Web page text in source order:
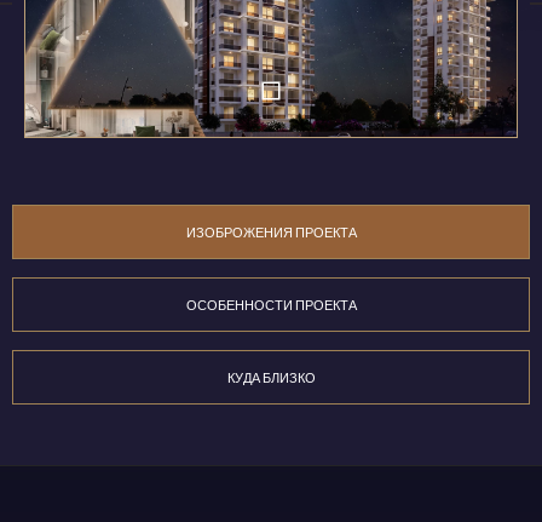
ИЗОБРОЖЕНИЯ ПРОЕКТА
ОСОБЕННОСТИ ПРОЕКТА
КУДА БЛИЗКО